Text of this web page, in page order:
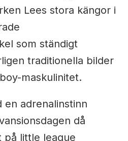
Lees stora kängor i
som ständigt
traditionella bilder
maskulinitet.
en adrenalinstinn
då
på little league